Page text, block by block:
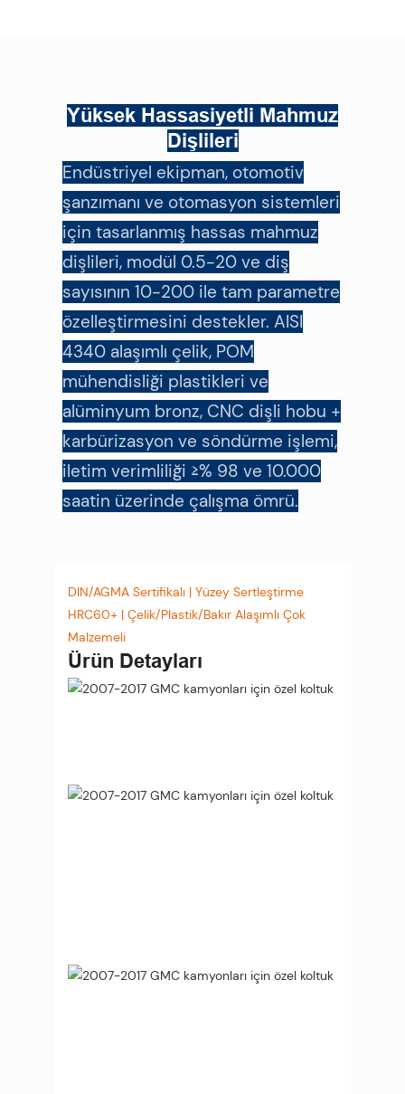
Yüksek Hassasiyetli Mahmuz
Dişlileri
Endüstriyel ekipman, otomotiv
şanzımanı ve otomasyon sistemleri
için tasarlanmış hassas mahmuz
dişlileri, modül 0.5-20 ve diş
sayısının 10-200 ile tam parametre
özelleştirmesini destekler. AISI
4340 alaşımlı çelik, POM
mühendisliği plastikleri ve
alüminyum bronz, CNC dişli hobu +
karbürizasyon ve söndürme işlemi,
iletim verimliliği ≥% 98 ve 10.000
saatin üzerinde çalışma ömrü.
DIN/AGMA Sertifikalı | Yüzey Sertleştirme
HRC60+ | Çelik/Plastik/Bakır Alaşımlı Çok
Malzemeli
Ürün Detayları